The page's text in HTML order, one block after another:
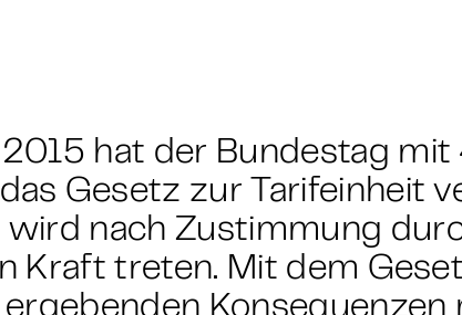
hat der Bundestag mit
Gesetz zur Tarifeinheit
wird nach Zustimmung
Kraft treten. Mit dem
Konsequenzen